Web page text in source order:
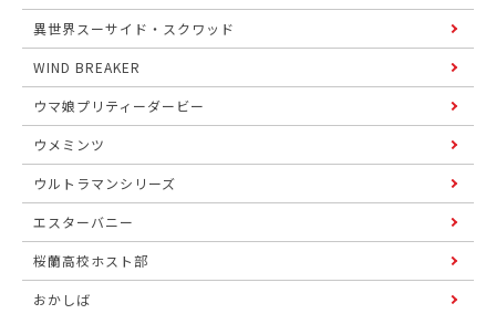
異世界スーサイド・スクワッド
WIND BREAKER
ウマ娘プリティーダービー
ウメミンツ
ウルトラマンシリーズ
エスターバニー
桜蘭高校ホスト部
おかしば